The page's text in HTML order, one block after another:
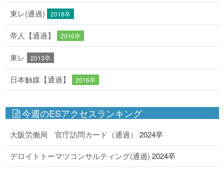
東レ(通過) 2018卒
帝人【通過】 2016卒
東レ 2013卒
日本触媒【通過】 2016卒
今週のESアクセスランキング
大阪労働局 官庁訪問カード（通過） 2024卒
デロイトトーマツコンサルティング(通過) 2024卒